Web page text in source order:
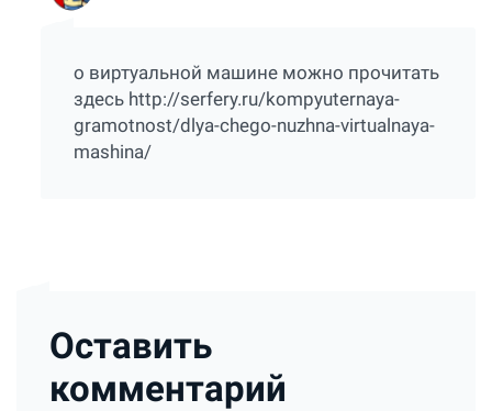
о виртуальной машине можно прочитать
здесь http://serfery.ru/kompyuternaya-
gramotnost/dlya-chego-nuzhna-virtualnaya-
mashina/
Оставить
комментарий